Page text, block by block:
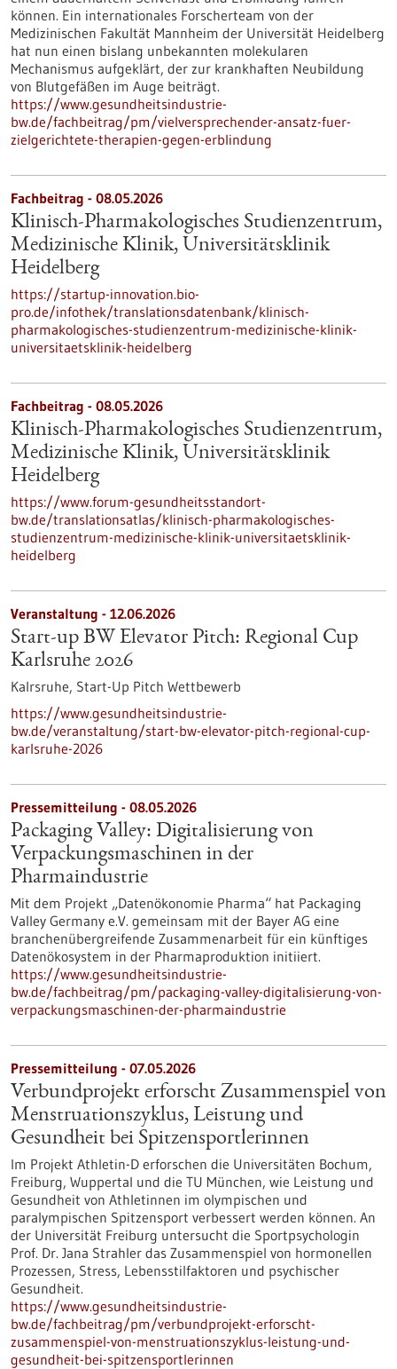
können. Ein internationales Forscherteam von der
Medizinischen Fakultät Mannheim der Universität Heidelberg
hat nun einen bislang unbekannten molekularen
Mechanismus aufgeklärt, der zur krankhaften Neubildung
von Blutgefäßen im Auge beiträgt.
https://www.gesundheitsindustrie-
bw.de/fachbeitrag/pm/vielversprechender-ansatz-fuer-
zielgerichtete-therapien-gegen-erblindung
Fachbeitrag - 08.05.2026
Klinisch-Pharmakologisches Studienzentrum,
Medizinische Klinik, Universitätsklinik
Heidelberg
https://startup-innovation.bio-
pro.de/infothek/translationsdatenbank/klinisch-
pharmakologisches-studienzentrum-medizinische-klinik-
universitaetsklinik-heidelberg
Fachbeitrag - 08.05.2026
Klinisch-Pharmakologisches Studienzentrum,
Medizinische Klinik, Universitätsklinik
Heidelberg
https://www.forum-gesundheitsstandort-
bw.de/translationsatlas/klinisch-pharmakologisches-
studienzentrum-medizinische-klinik-universitaetsklinik-
heidelberg
Veranstaltung - 12.06.2026
Start-up BW Elevator Pitch: Regional Cup
Karlsruhe 2026
Kalrsruhe, Start-Up Pitch Wettbewerb
https://www.gesundheitsindustrie-
bw.de/veranstaltung/start-bw-elevator-pitch-regional-cup-
karlsruhe-2026
Pressemitteilung - 08.05.2026
Packaging Valley: Digitalisierung von
Verpackungsmaschinen in der
Pharmaindustrie
Mit dem Projekt „Datenökonomie Pharma“ hat Packaging
Valley Germany e.V. gemeinsam mit der Bayer AG eine
branchenübergreifende Zusammenarbeit für ein künftiges
Datenökosystem in der Pharmaproduktion initiiert.
https://www.gesundheitsindustrie-
bw.de/fachbeitrag/pm/packaging-valley-digitalisierung-von-
verpackungsmaschinen-der-pharmaindustrie
Pressemitteilung - 07.05.2026
Verbundprojekt erforscht Zusammenspiel von
Menstruationszyklus, Leistung und
Gesundheit bei Spitzensportlerinnen
Im Projekt Athletin-D erforschen die Universitäten Bochum,
Freiburg, Wuppertal und die TU München, wie Leistung und
Gesundheit von Athletinnen im olympischen und
paralympischen Spitzensport verbessert werden können. An
der Universität Freiburg untersucht die Sportpsychologin
Prof. Dr. Jana Strahler das Zusammenspiel von hormonellen
Prozessen, Stress, Lebensstilfaktoren und psychischer
Gesundheit.
https://www.gesundheitsindustrie-
bw.de/fachbeitrag/pm/verbundprojekt-erforscht-
zusammenspiel-von-menstruationszyklus-leistung-und-
gesundheit-bei-spitzensportlerinnen